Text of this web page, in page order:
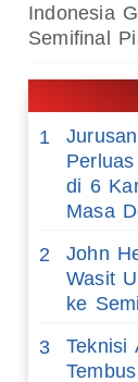
Indonesia
Semifinal
1
di 6
Masa
2
John
Wasit
ke
3
Teknisi